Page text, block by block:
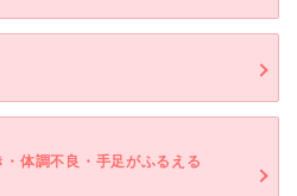
体調不良・手足がふるえる